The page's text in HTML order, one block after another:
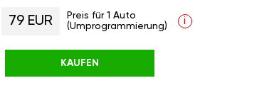
79 EUR
Preis für 1 Auto
(Umprogrammierung)
i
KAUFEN